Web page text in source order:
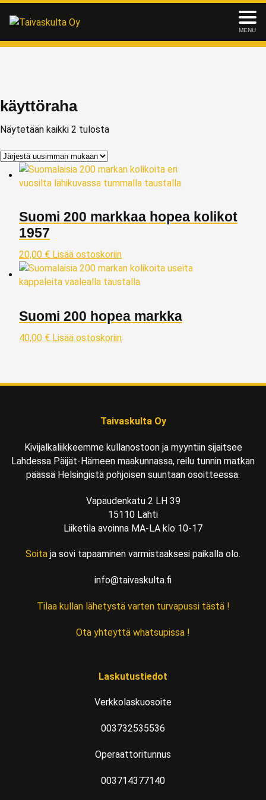
MENU
käyttöraha
Näytetään kaikki 2 tulosta
Suomi 200 markkaa hopea kolikot
1957
20,00 € Lisää ostoskoriin
Suomi 200 hopea markka
40,00 € Lisää ostoskoriin
Taivaskulta Oy
Kivijalkaliikkeemme kullanostoon ja myyntiin sijaitsee
Lahdessa Päijät-Hämeen maakunnassa, reilu tunnin matkan
päässä Helsingistä pohjoisen suuntaan osoitteessa:
Vapaudenkatu 2 LH 39
15110 Lahti
Liiketila avoinna MA-LA klo 10-17
Soita ja sovi tapaaminen varmistaaksesi paikalla olo.
info@taivaskulta.fi
Tilaa kullan lähetystä varten turvapussi tästä !
Ota yhteyttä whatsupissa !
Laskutustiedot
Verkkolaskuosoite
003732535536
Operaattoritunnus
003714377140